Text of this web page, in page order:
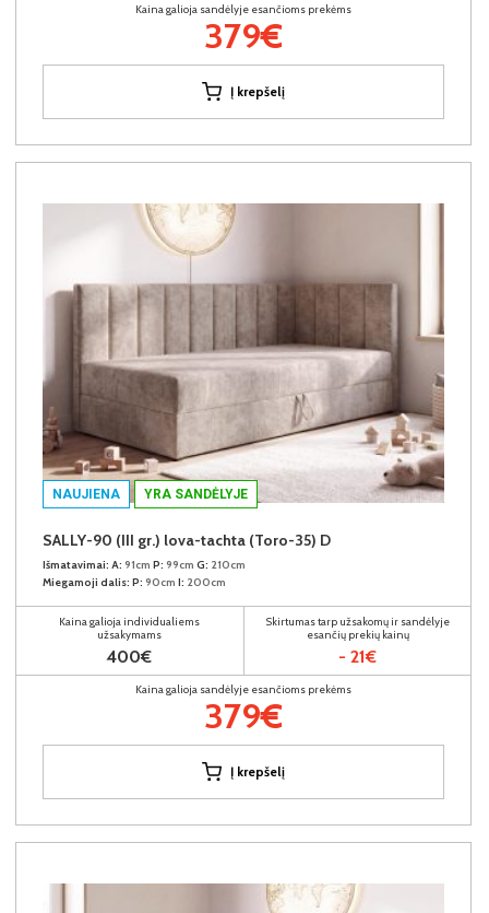
Kaina galioja sandėlyje esančioms prekėms
379€
Į krepšelį
NAUJIENA YRA SANDĖLYJE
SALLY-90 (III gr.) lova-tachta (Toro-35) D
Išmatavimai: A: 91cm P: 99cm G: 210cm
Miegamoji dalis: P: 90cm I: 200cm
Kaina galioja individualiems
užsakymams
400€
Skirtumas tarp užsakomų ir sandėlyje
esančių prekių kainų
- 21€
Kaina galioja sandėlyje esančioms prekėms
379€
Į krepšelį